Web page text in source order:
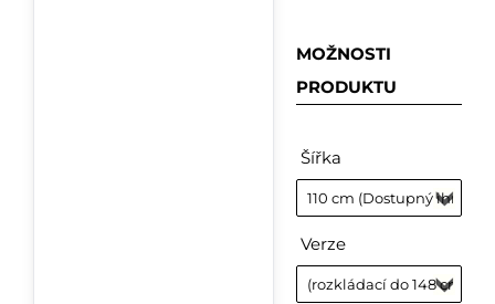
MOŽNOSTI
PRODUKTU
Šířka
Verze